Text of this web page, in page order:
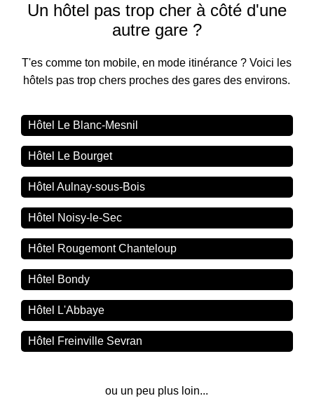
Un hôtel pas trop cher à côté d'une
autre gare ?
T'es comme ton mobile, en mode itinérance ? Voici les
hôtels pas trop chers proches des gares des environs.
Hôtel Le Blanc-Mesnil
Hôtel Le Bourget
Hôtel Aulnay-sous-Bois
Hôtel Noisy-le-Sec
Hôtel Rougemont Chanteloup
Hôtel Bondy
Hôtel L'Abbaye
Hôtel Freinville Sevran
ou un peu plus loin...